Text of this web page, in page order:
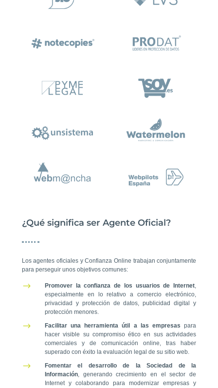
¿Qué significa ser Agente Oficial?
Los agentes oficiales y Confianza Online trabajan conjuntamente
para perseguir unos objetivos comunes:
$ Promover la confianza de los usuarios de Internet,
especialmente en lo relativo a comercio electrónico,
privacidad y protección de datos, publicidad digital y
protección menores.
$ Facilitar una herramienta útil a las empresas para
hacer visible su compromiso ético en sus actividades
comerciales y de comunicación online, tras haber
superado con éxito la evaluación legal de su sitio web.
$
Fomentar el desarrollo de la Sociedad de la
Información, generando crecimiento en el sector de
Internet y colaborando para modernizar empresas y